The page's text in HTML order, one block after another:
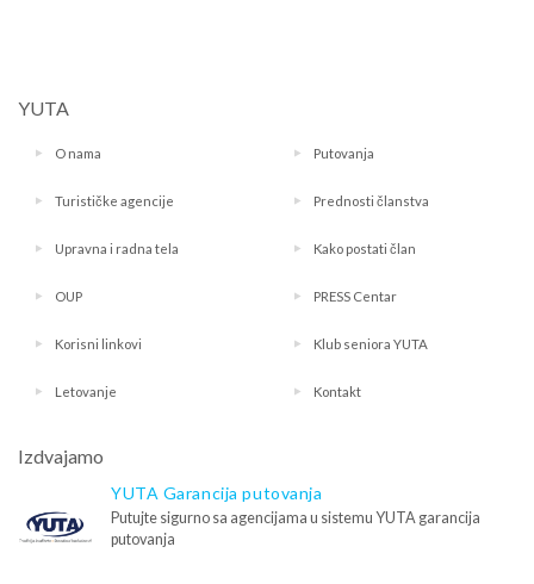
YUTA
O nama Putovanja
Turističke agencije Prednosti članstva
Upravna i radna tela Kako postati član
OUP PRESS Centar
Korisni linkovi Klub seniora YUTA
Letovanje Kontakt
Izdvajamo
YUTA Garancija putovanja
Putujte sigurno sa agencijama u sistemu YUTA garancija
putovanja